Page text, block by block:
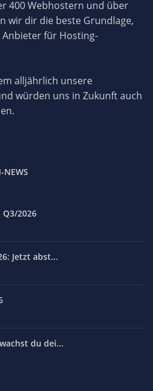
400 Webhostern und über
wir dir die beste Grundlage,
für Hosting-
alljährlich unsere
würden uns in Zukunft auch
NEWS
2026
Jetzt abst...
du dei...